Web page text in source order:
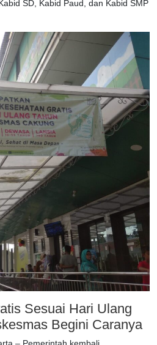
SD, Kabid Paud, dan Kabid SMP
Sesuai Hari Ulang
Begini Caranya